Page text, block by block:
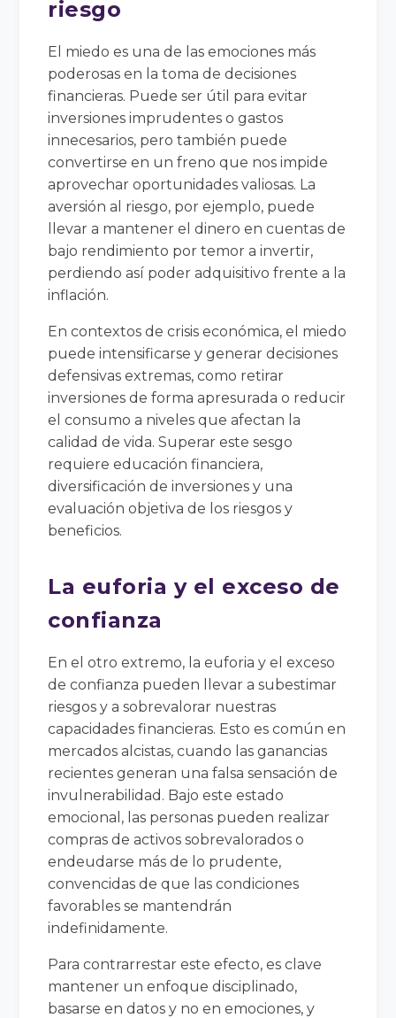
riesgo
El miedo es una de las emociones más
poderosas en la toma de decisiones
financieras. Puede ser útil para evitar
inversiones imprudentes o gastos
innecesarios, pero también puede
convertirse en un freno que nos impide
aprovechar oportunidades valiosas. La
aversión al riesgo, por ejemplo, puede
llevar a mantener el dinero en cuentas de
bajo rendimiento por temor a invertir,
perdiendo así poder adquisitivo frente a la
inflación.
En contextos de crisis económica, el miedo
puede intensificarse y generar decisiones
defensivas extremas, como retirar
inversiones de forma apresurada o reducir
el consumo a niveles que afectan la
calidad de vida. Superar este sesgo
requiere educación financiera,
diversificación de inversiones y una
evaluación objetiva de los riesgos y
beneficios.
La euforia y el exceso de
confianza
En el otro extremo, la euforia y el exceso
de confianza pueden llevar a subestimar
riesgos y a sobrevalorar nuestras
capacidades financieras. Esto es común en
mercados alcistas, cuando las ganancias
recientes generan una falsa sensación de
invulnerabilidad. Bajo este estado
emocional, las personas pueden realizar
compras de activos sobrevalorados o
endeudarse más de lo prudente,
convencidas de que las condiciones
favorables se mantendrán
indefinidamente.
Para contrarrestar este efecto, es clave
mantener un enfoque disciplinado,
basarse en datos y no en emociones, y